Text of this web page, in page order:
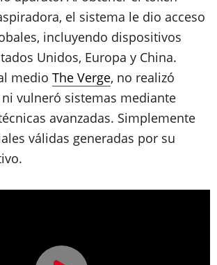
el sistema le dio acceso
incluyendo dispositivos
Unidos, Europa y China.
medio The Verge, no realizó
vulneró sistemas mediante
avanzadas. Simplemente
válidas generadas por su